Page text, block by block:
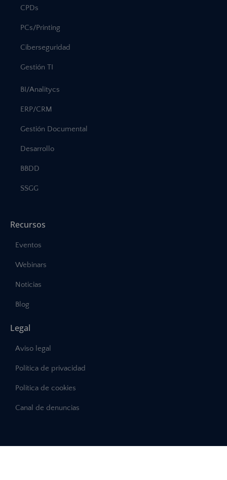
CPDs
PCs/Printing
Ciberseguridad
Gestión TI
BI/Analitycs
ERP/CRM
Gestión Documental
Desarrollo
BBDD
SSGG
Recursos
Eventos
Webinars
Noticias
Blog
Legal
Aviso legal
Política de privacidad
Política de cookies
Canal de denuncias